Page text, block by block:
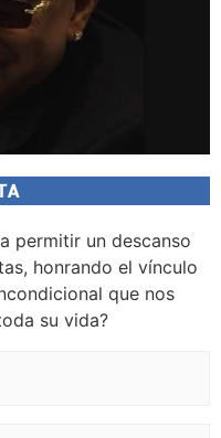
permitir un descanso
honrando el vínculo
que nos
su vida?